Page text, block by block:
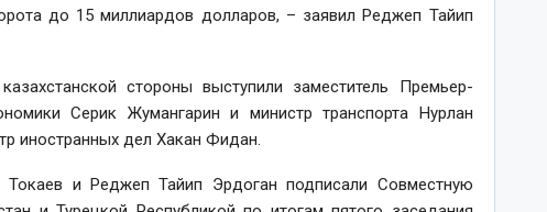
до 15 миллиардов долларов, – заявил Реджеп Тайип
стороны выступили заместитель Премьер-
Серик Жумангарин и министр транспорта Нурлан
иностранных дел Хакан Фидан.
и Реджеп Тайип Эрдоган подписали Совместную